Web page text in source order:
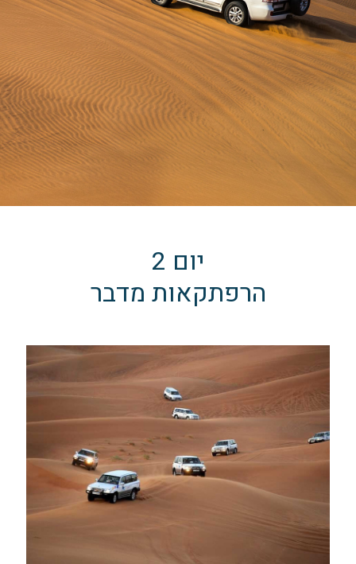
יום 2
הרפתקאות מדבר